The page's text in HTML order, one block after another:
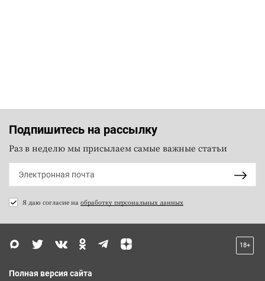
Подпишитесь на рассылку
Раз в неделю мы присылаем самые важные статьи
Я даю согласие на обработку персональных данных
18+
Полная версия сайта